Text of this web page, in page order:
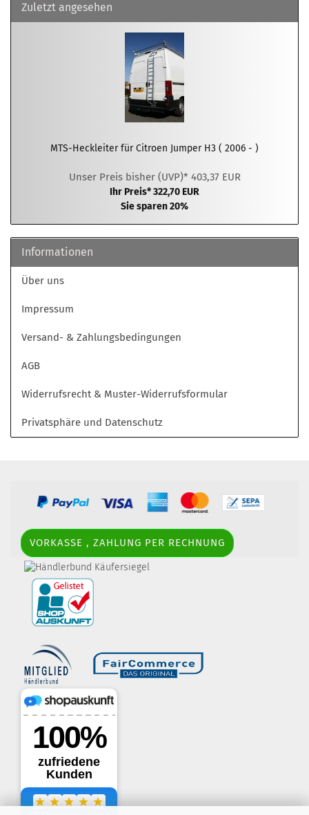
Zuletzt angesehen
MTS-Heckleiter für Citroen Jumper H3 ( 2006 - )
Unser Preis bisher (UVP)* 403,37 EUR
Ihr Preis* 322,70 EUR
Sie sparen 20%
Informationen
Über uns
Impressum
Versand- & Zahlungsbedingungen
AGB
Widerrufsrecht & Muster-Widerrufsformular
Privatsphäre und Datenschutz
VORKASSE , ZAHLUNG PER RECHNUNG